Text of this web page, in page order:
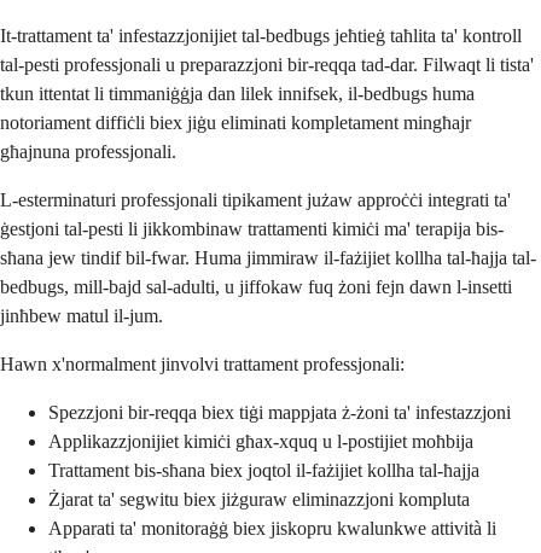
It-trattament ta' infestazzjonijiet tal-bedbugs jeħtieġ taħlita ta' kontroll
tal-pesti professjonali u preparazzjoni bir-reqqa tad-dar. Filwaqt li tista'
tkun ittentat li timmaniġġja dan lilek innifsek, il-bedbugs huma
notoriament diffiċli biex jiġu eliminati kompletament mingħajr
għajnuna professjonali.
L-esterminaturi professjonali tipikament jużaw approċċi integrati ta'
ġestjoni tal-pesti li jikkombinaw trattamenti kimiċi ma' terapija bis-
sħana jew tindif bil-fwar. Huma jimmiraw il-fażijiet kollha tal-ħajja tal-
bedbugs, mill-bajd sal-adulti, u jiffokaw fuq żoni fejn dawn l-insetti
jinħbew matul il-jum.
Hawn x'normalment jinvolvi trattament professjonali:
Spezzjoni bir-reqqa biex tiġi mappjata ż-żoni ta' infestazzjoni
Applikazzjonijiet kimiċi għax-xquq u l-postijiet moħbija
Trattament bis-sħana biex joqtol il-fażijiet kollha tal-ħajja
Żjarat ta' segwitu biex jiżguraw eliminazzjoni kompluta
Apparati ta' monitoraġġ biex jiskopru kwalunkwe attività li